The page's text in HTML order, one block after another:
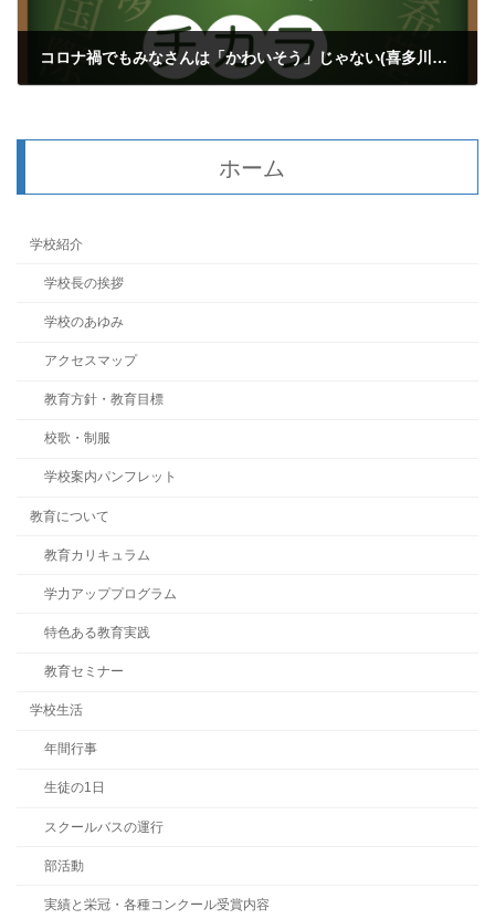
コロナ禍でもみなさんは「かわいそう」じゃない(喜多川泰）
ホーム
学校紹介
学校長の挨拶
学校のあゆみ
アクセスマップ
教育方針・教育目標
校歌・制服
学校案内パンフレット
教育について
教育カリキュラム
学力アッププログラム
特色ある教育実践
教育セミナー
学校生活
年間行事
生徒の1日
スクールバスの運行
部活動
実績と栄冠・各種コンクール受賞内容